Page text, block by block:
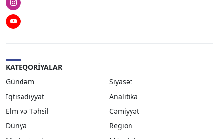
Instagram
Youtube
KATEQORIYALAR
Gündəm
Siyasət
İqtisadiyyat
Analitika
Elm və Təhsil
Cəmiyyət
Dünya
Region